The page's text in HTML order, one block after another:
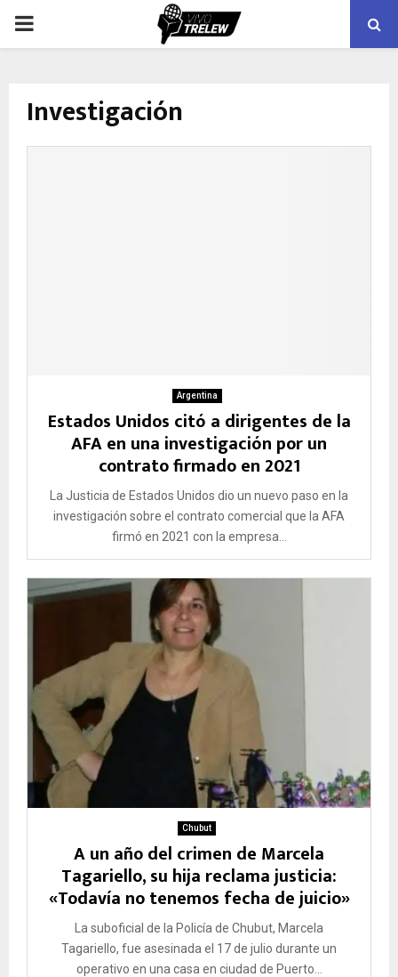
PRIMARY
Investigación
Argentina
Estados Unidos citó a dirigentes de la
AFA en una investigación por un
contrato firmado en 2021
La Justicia de Estados Unidos dio un nuevo paso en la
investigación sobre el contrato comercial que la AFA
firmó en 2021 con la empresa...
Chubut
A un año del crimen de Marcela
Tagariello, su hija reclama justicia:
«Todavía no tenemos fecha de juicio»
La suboficial de la Policía de Chubut, Marcela
Tagariello, fue asesinada el 17 de julio durante un
operativo en una casa en ciudad de Puerto...